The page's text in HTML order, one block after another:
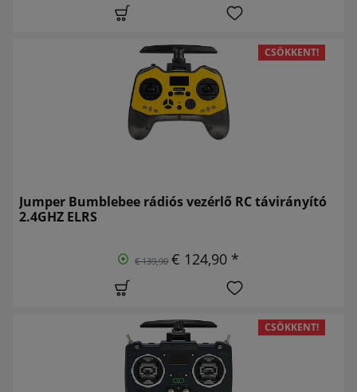
CSÖKKENT!
Jumper Bumblebee rádiós vezérlő RC távirányító
2.4GHZ ELRS
€ 139,90 € 124,90 *
CSÖKKENT!